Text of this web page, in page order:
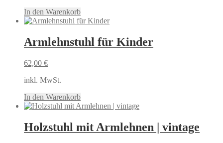
In den Warenkorb
Armlehnstuhl für Kinder
62,00 €
inkl. MwSt.
In den Warenkorb
Holzstuhl mit Armlehnen | vintage